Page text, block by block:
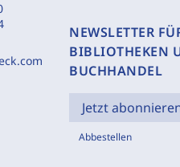
NEWSLETTER
BIBLIOTHEKEN
BUCHHANDEL
Jetzt
Abbestellen